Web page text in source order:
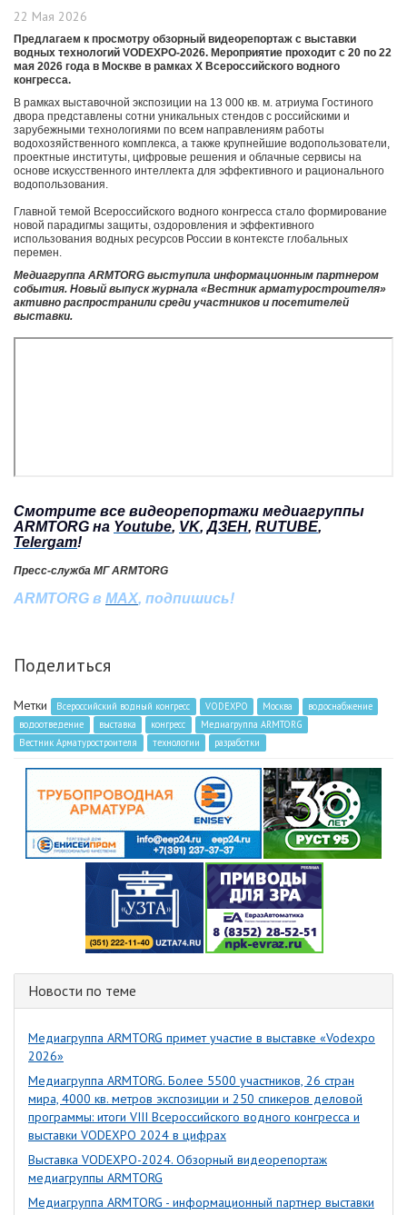
22 Мая 2026
Предлагаем к просмотру обзорный видеорепортаж с выставки
водных технологий VODEXPO-2026. Мероприятие проходит с 20 по 22
мая 2026 года в Москве в рамках X Всероссийского водного
конгресса.
В рамках выставочной экспозиции на 13 000 кв. м. атриума Гостиного
двора представлены сотни уникальных стендов с российскими и
зарубежными технологиями по всем направлениям работы
водохозяйственного комплекса, а также крупнейшие водопользователи,
проектные институты, цифровые решения и облачные сервисы на
основе искусственного интеллекта для эффективного и рационального
водопользования.
Главной темой Всероссийского водного конгресса стало формирование
новой парадигмы защиты, оздоровления и эффективного
использования водных ресурсов России в контексте глобальных
перемен.
Медиагруппа ARMTORG выступила информационным партнером
события. Новый выпуск журнала «Вестник арматуростроителя»
активно распространили среди участников и посетителей
выставки.
Смотрите все видеорепортажи медиагруппы
ARMTORG на Youtube, VK,ДЗЕН, RUTUBE,
Telergam!
Пресс-служба МГ ARMTORG
ARMTORG в MAX, подпишись!
Поделиться
Метки Всероссийский водный конгресс VODEXPO Москва
водоснабжение
водоотведение
выставка конгресс
Медиагруппа ARMTORG
Вестник Арматуростроителя
технологии разработки
Новости по теме
Медиагруппа ARMTORG примет участие в выставке «Vodexpo
2026»
Медиагруппа ARMTORG. Более 5500 участников, 26 стран
мира, 4000 кв. метров экспозиции и 250 спикеров деловой
программы: итоги VIII Всероссийского водного конгресса и
выставки VODEXPO 2024 в цифрах
Выставка VODEXPO-2024. Обзорный видеорепортаж
медиагруппы ARMTORG
Медиагруппа ARMTORG - информационный партнер выставки